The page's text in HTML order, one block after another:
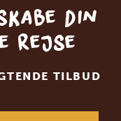
din
rejse
TILBUD